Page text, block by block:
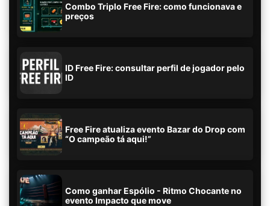
Combo Triplo Free Fire: como funcionava e
preços
ID Free Fire: consultar perfil de jogador pelo
ID
Free Fire atualiza evento Bazar do Drop com
“O campeão tá aqui!”
Como ganhar Espólio - Ritmo Chocante no
evento Impacto que move